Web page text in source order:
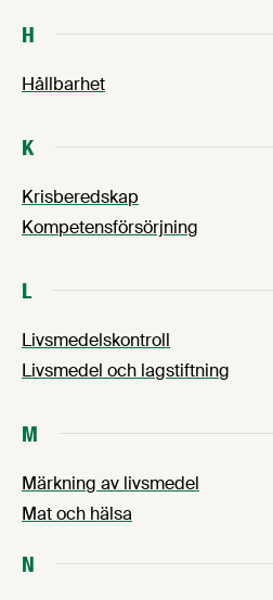
H
Hållbarhet
K
Krisberedskap
Kompetensförsörjning
L
Livsmedelskontroll
Livsmedel och lagstiftning
M
Märkning av livsmedel
Mat och hälsa
N